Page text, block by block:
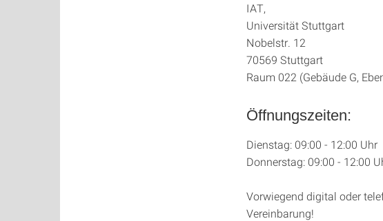
IAT,
Universität Stuttgart
Nobelstr. 12
70569 Stuttgart
Raum 022 (Gebäude G,
Öffnungszeiten:
Dienstag: 09:00 - 12:00 Uhr
Donnerstag: 09:00 - 12:00
Vorwiegend digital oder
Vereinbarung!